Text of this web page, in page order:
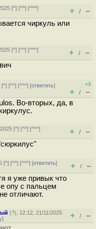
[^] [^^] [^^^]
+ / –
чиркуль или
[^] [^^] [^^^]
+ / –
[^] [^^] [^^^] [ответить]
+3
+ / –
Во-вторых, да, в
[^] [^^] [^^^]
+ / –
[^] [^^] [^^^] [ответить]
+ / –
я уже привык что
опу с пальцем
отличают.
(?), 12:12, 21/11/2025
] + / –